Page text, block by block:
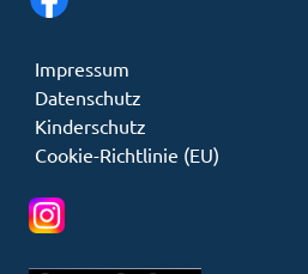
Impressum
Datenschutz
Kinderschutz
Cookie-Richtlinie (EU)